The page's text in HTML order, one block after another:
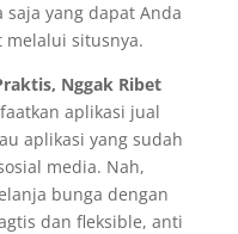
yang dapat Anda
melalui situsnya.
Nggak Ribet
aplikasi jual
aplikasi yang sudah
media. Nah,
bunga dengan
dan fleksible, anti